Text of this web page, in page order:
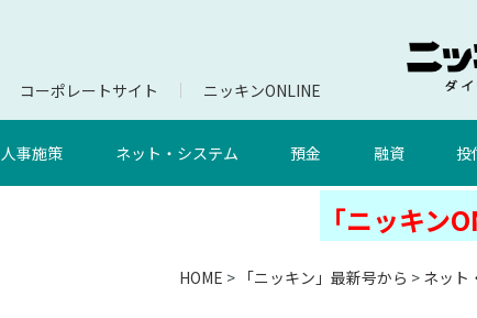
コーポレートサイト ニッキンONLINE
人事施策 ネット・システム 預金 融資 投
「ニッキン
HOME > 「ニッキン」最新号から > ネット